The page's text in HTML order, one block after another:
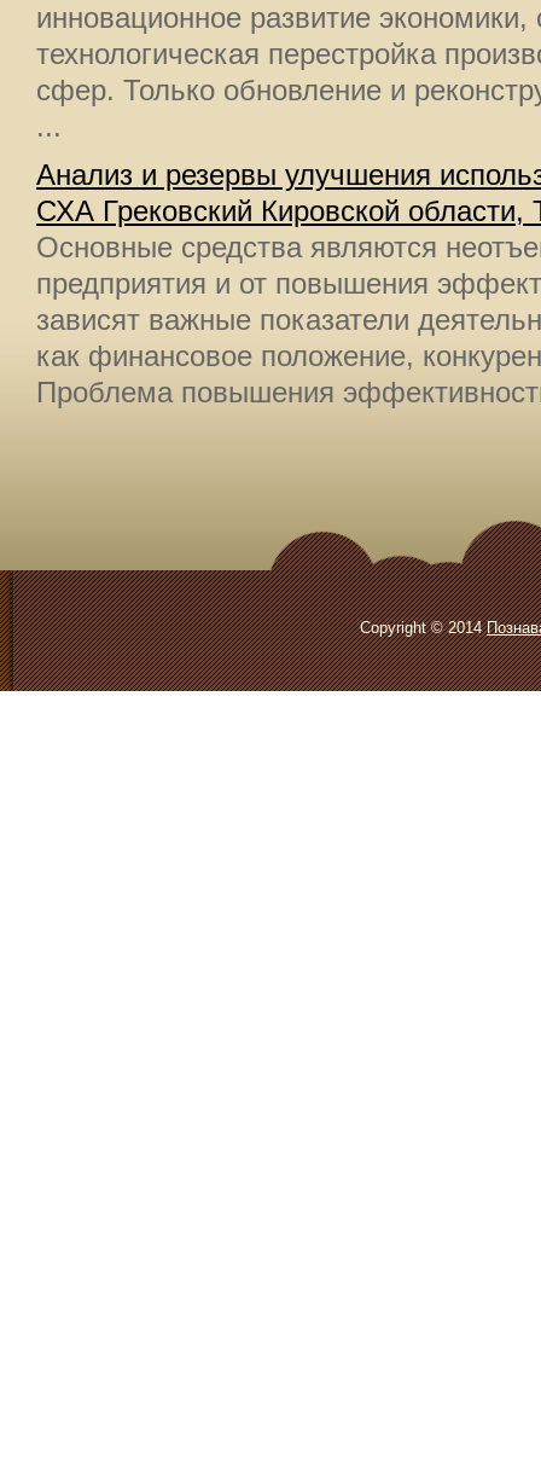
инновационное развитие экономики,
технологическая перестройка
сфер. Только обновление и
...
Анализ и резервы улучшения
СХА Грековский Кировской области,
Основные средства являются
предприятия и от повышения
зависят важные показатели
как финансовое положение,
Проблема повышения
Copyright © 2014